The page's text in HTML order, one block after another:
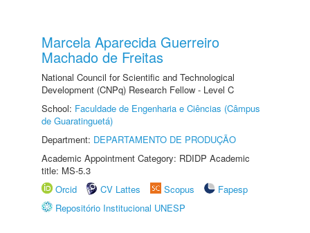
Marcela Aparecida Guerreiro
Machado de Freitas
National Council for Scientific and Technological
Development (CNPq) Research Fellow - Level C
School: Faculdade de Engenharia e Ciências (Câmpus
de Guaratinguetá)
Department: DEPARTAMENTO DE PRODUÇÃO
Academic Appointment Category: RDIDP Academic
title: MS-5.3
Orcid
CV Lattes Scopus
Fapesp
Repositório Institucional UNESP